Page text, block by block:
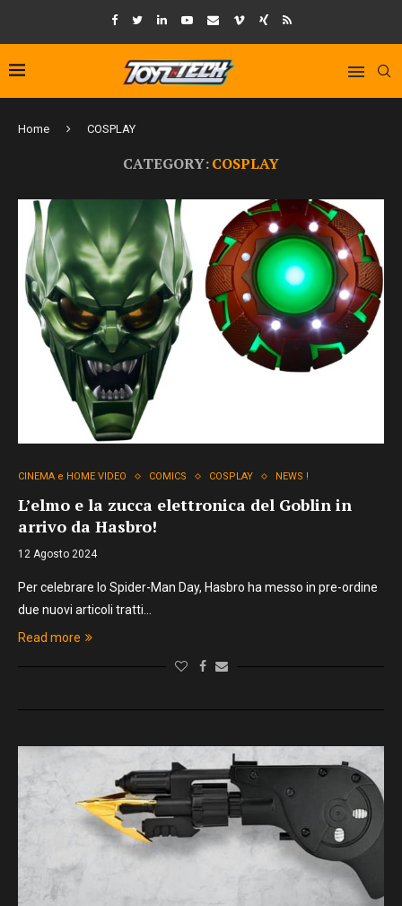
Home COSPLAY
CATEGORY:COSPLAY
CINEMA e HOME VIDEO COMICS COSPLAY NEWS !
L’elmo e la zucca elettronica del Goblin in
arrivo da Hasbro!
12 Agosto 2024
Per celebrare lo Spider-Man Day, Hasbro ha messo in pre-ordine
due nuovi articoli tratti…
Read more